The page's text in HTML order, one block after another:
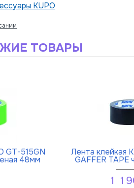
KUPO
ТОВАРЫ
GT-515GN
48мм
Лента клейкая
GAFFER TAPE
1